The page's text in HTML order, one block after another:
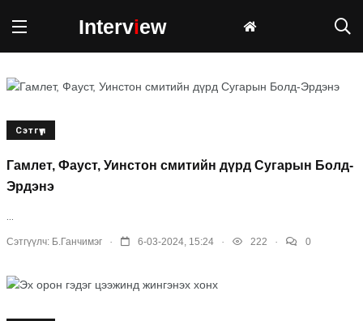
Interview
Сэтгүүл
Гамлет, Фауст, Уинстон смитийн дүрд Сугарын Болд-
Эрдэнэ
Сэтгүүлч: Б.Ганчимэг 6-03-2024, 15:24 222 0